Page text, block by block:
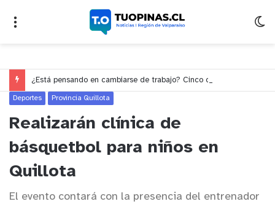
Deportes Provincia Quillota
Realizarán clínica de
básquetbol para niños en
Quillota
El evento contará con la presencia del entrenador